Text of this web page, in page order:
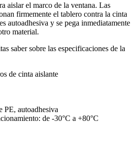
aislar el marco de la ventana. Las
firmemente el tablero contra la cinta
autoadhesiva y se pega inmediatamente
material.
saber sobre las especificaciones de la
de cinta aislante
PE, autoadhesiva
de -30°C a +80°C